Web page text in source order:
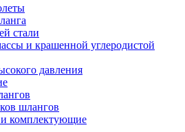
стали
и крашенной углеродистой
давления
шлангов
комплектующие